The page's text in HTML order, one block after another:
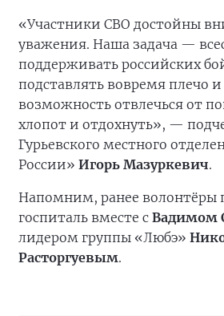
«Участники СВО достойны
уважения. Наша задача —
поддерживать российских
подставлять вовремя плечо и
возможность отвлечься от
хлопот и отдохнуть», —
Гурьевского местного
России» Игорь Мазуркевич.
Напомним, ранее волонтёры
госпиталь вместе с Вадимом
лидером группы «Любэ»
Расторгуевым.